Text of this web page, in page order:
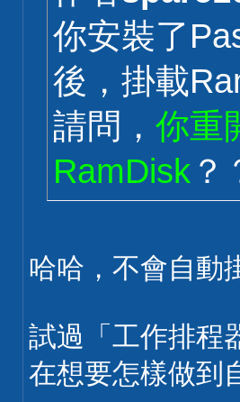
你安裝了
後，掛載
請問， 你重
RamDisk ？
哈哈，不會自動
試過「工作排程
在想要怎樣做到